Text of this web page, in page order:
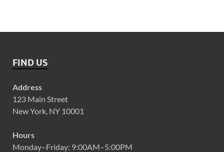
FIND US
Address
123 Main Street
New York, NY 10001
Hours
Monday–Friday: 9:00AM–5:00PM